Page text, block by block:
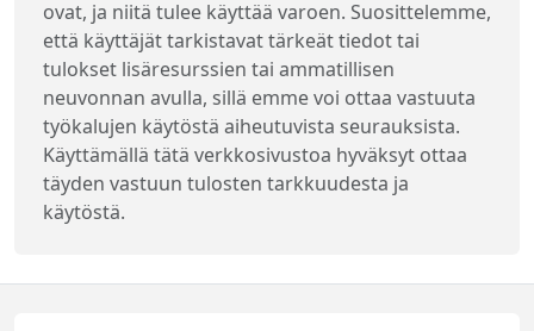
ovat, ja niitä tulee käyttää varoen. Suosittelemme,
että käyttäjät tarkistavat tärkeät tiedot tai
tulokset lisäresurssien tai ammatillisen
neuvonnan avulla, sillä emme voi ottaa vastuuta
työkalujen käytöstä aiheutuvista seurauksista.
Käyttämällä tätä verkkosivustoa hyväksyt ottaa
täyden vastuun tulosten tarkkuudesta ja
käytöstä.